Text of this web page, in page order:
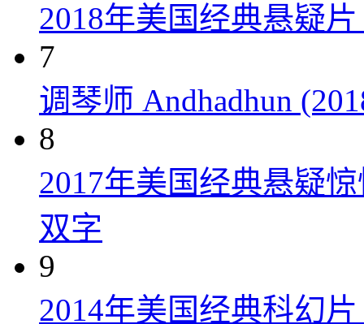
2018年美国经典悬疑
7
调琴师 Andhadhun
8
2017年美国经典悬疑
双字
9
2014年美国经典科幻